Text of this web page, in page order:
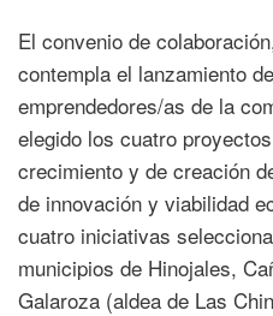
El convenio de
contempla el lanzamiento
emprendedores/as de la
elegido los cuatro
crecimiento y de creación
de innovación y viabilidad
cuatro iniciativas
municipios de Hinojales,
Galaroza (aldea de Las